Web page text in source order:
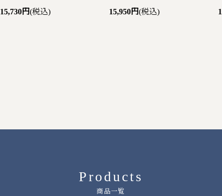
15,730円(税込) 15,950円(税込)
Products
商品一覧